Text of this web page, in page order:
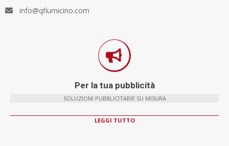
info@qfiumicino.com
Per la tua pubblicità
SOLUZIONI PUBBLICITARIE SU MISURA
LEGGI TUTTO